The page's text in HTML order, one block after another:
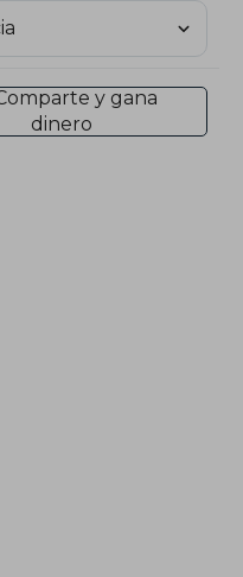
que sus libros
y gana
dinero